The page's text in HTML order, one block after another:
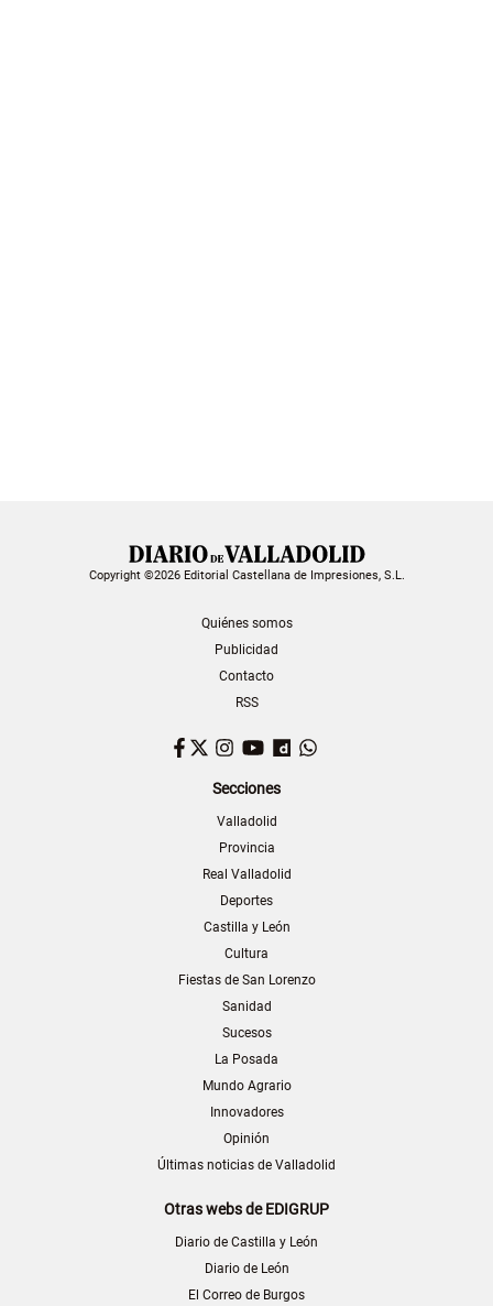
Copyright ©2026 Editorial Castellana de Impresiones, S.L.
Quiénes somos
Publicidad
Contacto
RSS
Facebook
TwitterInstagram
YouTubeDailymotion
Secciones
Valladolid
Provincia
Real Valladolid
Deportes
Castilla y León
Cultura
Fiestas de San Lorenzo
Sanidad
Sucesos
La Posada
Mundo Agrario
Innovadores
Opinión
Últimas noticias de Valladolid
Otras webs de EDIGRUP
Diario de Castilla y León
Diario de León
El Correo de Burgos